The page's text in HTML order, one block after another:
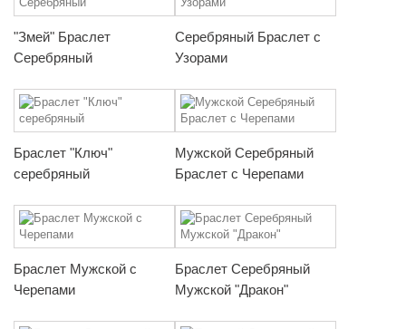
"Змей" Браслет
Серебряный
Серебряный Браслет с
Узорами
Браслет "Ключ"
серебряный
Мужской Серебряный
Браслет с Черепами
Браслет Мужской с
Черепами
Браслет Серебряный
Мужской "Дракон"